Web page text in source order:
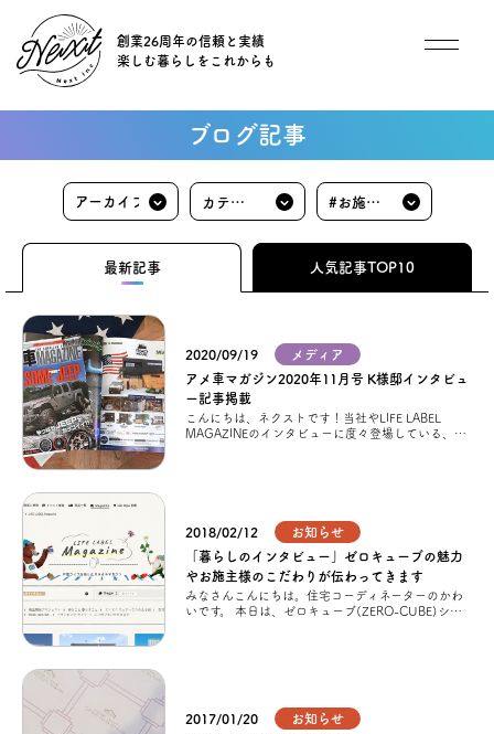
創業26周年の信頼と実績
楽しむ暮らしをこれからも
住宅商品
イベント
オーナー様インタビュー
ごあいさつ
チーム紹介
アクセス
ブログ
会社案内
ブログ記事
カテゴ
リ
#お施主
様の声
最新記事
人気記事TOP10
2020/09/19
メディア
アメ車マガジン2020年11月号 K様邸インタビュ
ー記事掲載
こんにちは、ネクストです！当社やLIFE LABEL
MAGAZINEのインタビューに度々登場している、ゼ
2018/02/12
お知らせ
「暮らしのインタビュー」ゼロキューブの魅力
やお施主様のこだわりが伝わってきます
みなさんこんにちは。住宅コーディネーターのかわ
いです。 本日は、ゼロキューブ(ZERO-CUBE)シリ
2017/01/20
お知らせ